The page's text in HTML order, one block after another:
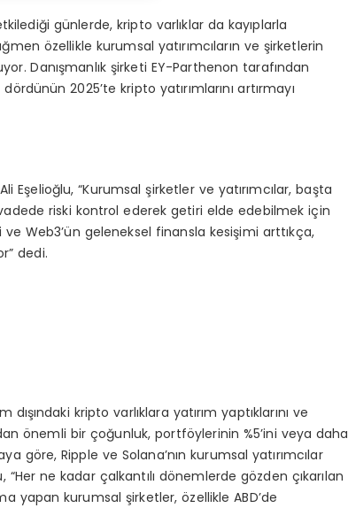
günlerde, kripto varlıklar da kayıplarla
özellikle kurumsal yatırımcıların ve şirketlerin
Danışmanlık şirketi EY-Parthenon tarafından
2025’te kripto yatırımlarını artırmayı
Eşelioğlu, “Kurumsal şirketler ve yatırımcılar, başta
riski kontrol ederek getiri elde edebilmek için
Web3’ün geleneksel finansla kesişimi arttıkça,
dedi.
kripto varlıklara yatırım yaptıklarını ve
önemli bir çoğunluk, portföylerinin %5’ini veya daha
göre, Ripple ve Solana’nın kurumsal yatırımcılar
ne kadar çalkantılı dönemlerde gözden çıkarılan
yapan kurumsal şirketler, özellikle ABD’de